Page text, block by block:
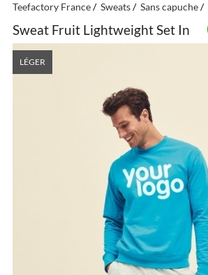
Teefactory France Sweats Sans capuche
Sweat Fruit Lightweight Set In
LÉGER